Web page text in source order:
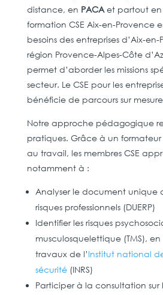
distance, en PACAet partout en
formation CSE Aix-en-Provence
besoins des entreprises d’Aix-
région Provence-Alpes-Côte
permet d’aborder les missions
secteur. Le CSE pour les
bénéficie de parcours sur
Notre approche pédagogique
pratiques. Grâce à un
au travail, les membres CSE
notamment à :
Analyser le document unique
risques professionnels (DUERP)
Identifier les risques
musculosquelettique (TMS),
travaux de l’Institut national
sécurité(INRS)
Participer à la consultation sur